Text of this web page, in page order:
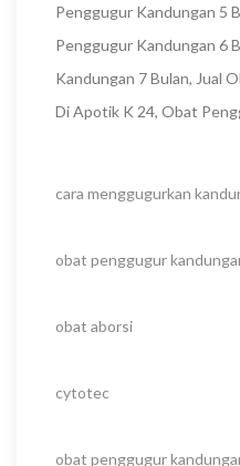
Penggugur Kandungan 5
Penggugur Kandungan 6
Kandungan 7 Bulan, Jual
Di Apotik K 24, Obat
cara menggugurkan
obat penggugur
obat aborsi
cytotec
obat penggugur